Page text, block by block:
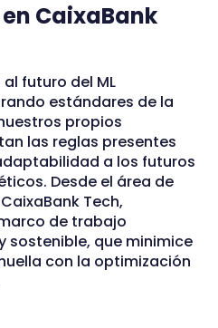
CaixaBank
futuro del ML
estándares de la
propios
las reglas presentes
a los futuros
Desde el área de
Tech,
de trabajo
sostenible, que minimice
con la optimización